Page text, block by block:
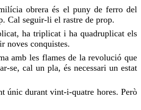
obrera és el puny de ferro del
Cal seguir-li el rastre de prop.
ha triplicat i ha quadruplicat els
noves conquistes.
amb les flames de la revolució que
se, cal un pla, és necessari un estat
únic durant vint-i-quatre hores. Però